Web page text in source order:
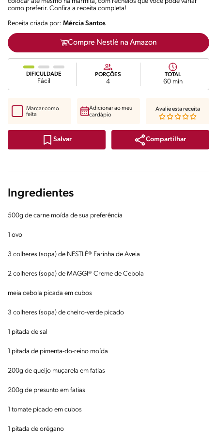
como preferir. Confira a receita completa!
Receita criada por: Mércia Santos
Compre Nestlé na Amazon
DIFICULDADE
Fácil
PORÇÕES
4
TOTAL
60 min
Salvar Compartilhar
Marcar como
feita
Adicionar ao meu
cardápio
Avalie esta receita
Ingredientes
500g de carne moída de sua preferência
1 ovo
3 colheres (sopa) de NESTLÉ® Farinha de Aveia
2 colheres (sopa) de MAGGI® Creme de Cebola
meia cebola picada em cubos
3 colheres (sopa) de cheiro-verde picado
1 pitada de sal
1 pitada de pimenta-do-reino moída
200g de queijo muçarela em fatias
200g de presunto em fatias
1 tomate picado em cubos
1 pitada de orégano